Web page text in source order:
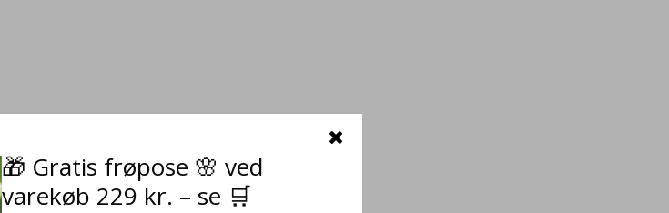
🎁 Gratis frøpose 🌸 ved
varekøb 229 kr. – se 🛒